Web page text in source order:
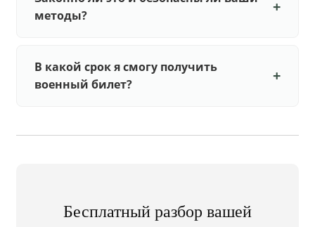
методы?
В какой срок я смогу получить
военный билет?
Бесплатный разбор вашей